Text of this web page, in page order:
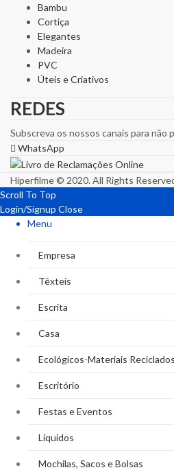
Bambu
Cortiça
Elegantes
Madeira
PVC
Úteis e Criativos
REDES
Subscreva os nossos canais para não
WhatsApp
Hiperfilme © 2020. All Rights
Scroll To Top
Login/Signup Close
Menu
Empresa
Têxteis
Escrita
Casa
Ecológicos-Materiais Reciclados
Escritório
Festas e Eventos
Líquidos
Mochilas, Sacos e Bolsas